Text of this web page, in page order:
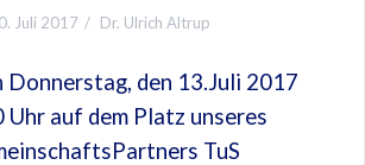
Juli 2017 Dr. Ulrich Altrup
Donnerstag, den 13.Juli 2017
auf dem Platz unseres
TuS